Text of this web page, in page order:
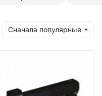
Сначала популярные